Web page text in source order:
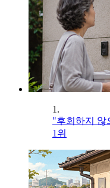
1.
"후회하지 않
1위